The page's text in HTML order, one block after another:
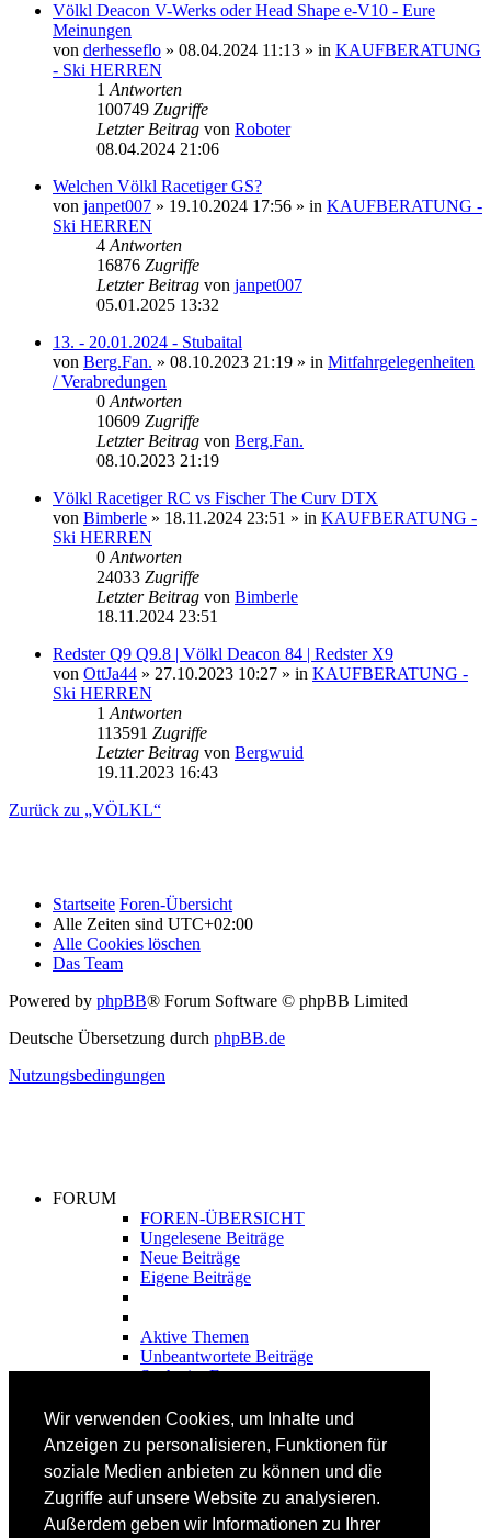
Wir verwenden Cookies, um Inhalte und
Anzeigen zu personalisieren, Funktionen für
soziale Medien anbieten zu können und die
Zugriffe auf unsere Website zu analysieren.
Außerdem geben wir Informationen zu Ihrer
Völkl Deacon V-Werks oder Head Shape e-V10 - Eure
Meinungen
von derhesseflo » 08.04.2024 11:13 » in KAUFBERATUNG
- Ski HERREN
1Antworten
100749 Zugriffe
Letzter Beitrag von Roboter
08.04.2024 21:06
Welchen Völkl Racetiger GS?
von janpet007 » 19.10.2024 17:56 » in KAUFBERATUNG -
Ski HERREN
4Antworten
16876 Zugriffe
Letzter Beitrag von janpet007
05.01.2025 13:32
13. - 20.01.2024 - Stubaital
von Berg.Fan. » 08.10.2023 21:19 » in Mitfahrgelegenheiten
/ Verabredungen
0Antworten
10609 Zugriffe
Letzter Beitrag von Berg.Fan.
08.10.2023 21:19
Völkl Racetiger RC vs Fischer The Curv DTX
von Bimberle » 18.11.2024 23:51 » in KAUFBERATUNG -
Ski HERREN
0Antworten
24033 Zugriffe
Letzter Beitrag von Bimberle
18.11.2024 23:51
Redster Q9 Q9.8 | Völkl Deacon 84 | Redster X9
von OttJa44 » 27.10.2023 10:27 » in KAUFBERATUNG -
Ski HERREN
1Antworten
113591 Zugriffe
Letzter Beitrag von Bergwuid
19.11.2023 16:43
Zurück zu „VÖLKL“
Startseite Foren-Übersicht
Alle Zeiten sind UTC+02:00
Alle Cookies löschen
Das Team
Powered by phpBB® Forum Software © phpBB Limited
Deutsche Übersetzung durch phpBB.de
Nutzungsbedingungen
FORUM
FOREN-ÜBERSICHT
Ungelesene Beiträge
Neue Beiträge
Eigene Beiträge
Aktive Themen
Unbeantwortete Beiträge
Suche im Forum
FAHRTECHNIK
Fortgeschrittene
Lehrplan
Videoanalyse